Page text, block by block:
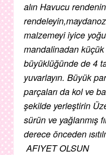
alın Havucu
malzemeyi iyice
mandalinadan
büyüklüğünde de 4
yuvarlayın. Büyük
parçaları da kol ve
şekilde yerleştirin
sürün ve yağlanmış
derece önceden
AFIYET OLSUN